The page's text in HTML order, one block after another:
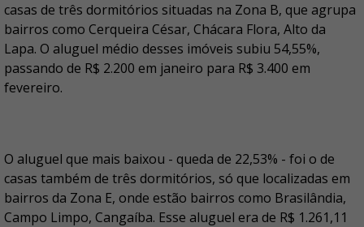
casas de três dormitórios situadas na Zona B, que agrupa
bairros como Cerqueira César, Chácara Flora, Alto da
Lapa. O aluguel médio desses imóveis subiu 54,55%,
passando de R$ 2.200 em janeiro para R$ 3.400 em
fevereiro.
O aluguel que mais baixou - queda de 22,53% - foi o de
casas também de três dormitórios, só que localizadas em
bairros da Zona E, onde estão bairros como Brasilândia,
Campo Limpo, Cangaíba. Esse aluguel era de R$ 1.261,11